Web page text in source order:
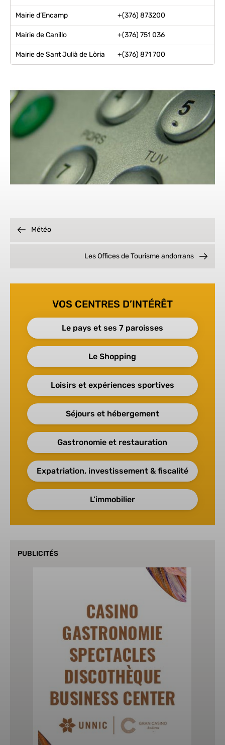
Mairie d’Encamp +(376) 873200
Mairie de Canillo +(376) 751 036
Mairie de Sant Julià de Lòria +(376) 871 700
VOS CENTRES D’INTÉRÊT
Le pays et ses 7 paroisses
Le Shopping
Loisirs et expériences sportives
Séjours et hébergement
Gastronomie et restauration
Expatriation, investissement & fiscalité
L’immobilier
PUBLICITÉS
Météo
Les Offices de Tourisme andorrans